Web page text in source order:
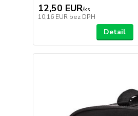
12,50 EUR/ks
10,16 EUR bez DPH
Detail